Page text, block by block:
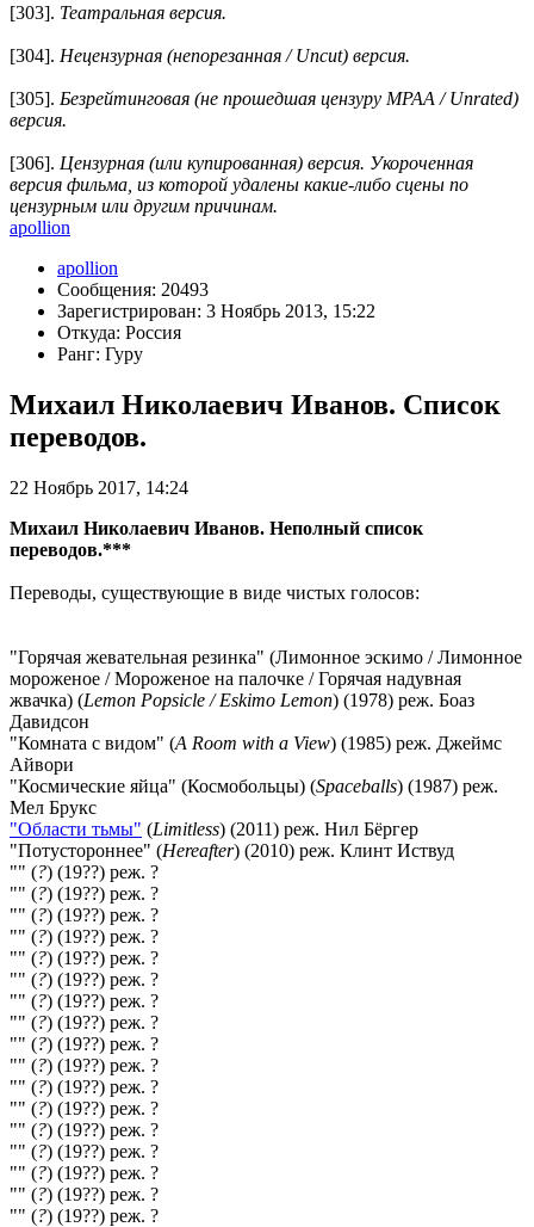
[303]. Театральная версия.
[304]. Нецензурная (непорезанная / Uncut) версия.
[305]. Безрейтинговая (не прошедшая цензуру MPAA / Unrated)
версия.
[306]. Цензурная (или купированная) версия. Укороченная
версия фильма, из которой удалены какие-либо сцены по
цензурным или другим причинам.
apollion
apollion
Сообщения: 20493
Зарегистрирован: 3 Ноябрь 2013, 15:22
Откуда: Россия
Ранг: Гуру
Михаил Николаевич Иванов. Список
переводов.
22 Ноябрь 2017, 14:24
Михаил Николаевич Иванов. Неполный список
переводов.***
Переводы, существующие в виде чистых голосов:
"Горячая жевательная резинка" (Лимонное эскимо / Лимонное
мороженое / Мороженое на палочке / Горячая надувная
жвачка) (Lemon Popsicle / Eskimo Lemon) (1978) реж. Боаз
Давидсон
"Комната с видом" (A Room with a View) (1985) реж. Джеймс
Айвори
"Космические яйца" (Космобольцы) (Spaceballs) (1987) реж.
Мел Брукс
"Области тьмы" (Limitless) (2011) реж. Нил Бёргер
"Потустороннее" (Hereafter) (2010) реж. Клинт Иствуд
"" (?) (19??) реж. ?
"" (?) (19??) реж. ?
"" (?) (19??) реж. ?
"" (?) (19??) реж. ?
"" (?) (19??) реж. ?
"" (?) (19??) реж. ?
"" (?) (19??) реж. ?
"" (?) (19??) реж. ?
"" (?) (19??) реж. ?
"" (?) (19??) реж. ?
"" (?) (19??) реж. ?
"" (?) (19??) реж. ?
"" (?) (19??) реж. ?
"" (?) (19??) реж. ?
"" (?) (19??) реж. ?
"" (?) (19??) реж. ?
"" (?) (19??) реж. ?